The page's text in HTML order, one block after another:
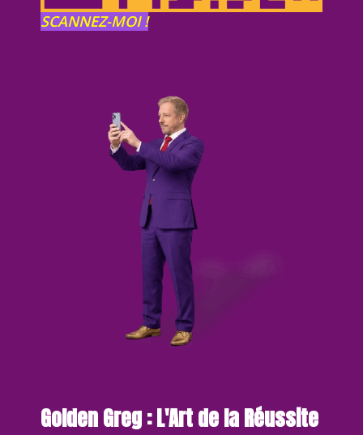
SCANNEZ-MOI !
Golden Greg : L'Art de la Réussite